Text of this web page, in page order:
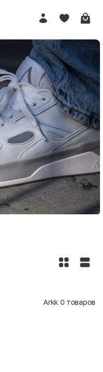
Arkk 0 товаров